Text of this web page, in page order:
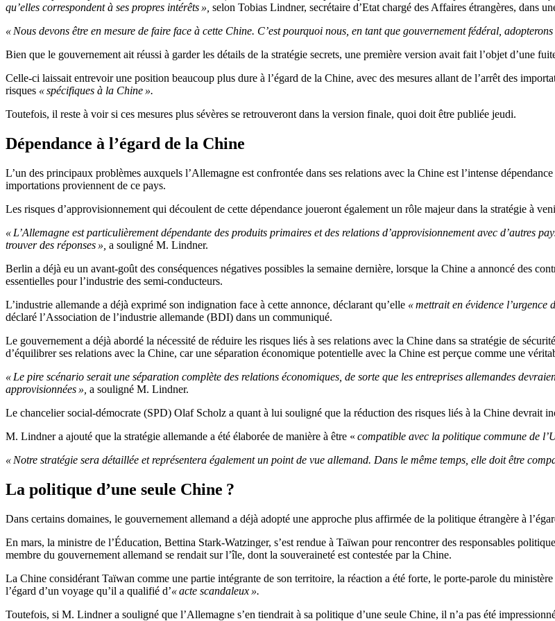
qu’elles correspondent à ses propres intérêts », selon Tobias Lindner, secrétaire d’Etat chargé des Affaires étrangères, dans
« Nous devons être en mesure de faire face à cette Chine. C’est pourquoi nous, en tant que gouvernement fédéral,
Bien que le gouvernement ait réussi à garder les détails de la stratégie secrets, une première version avait fait l’objet d’une
Celle-ci laissait entrevoir une position beaucoup plus dure à l’égard de la Chine, avec des mesures allant de l’arrêt des
risques « spécifiques à la Chine ».
Toutefois, il reste à voir si ces mesures plus sévères se retrouveront dans la version finale, quoi doit être publiée jeudi.
Dépendance à l’égard de la Chine
L’un des principaux problèmes auxquels l’Allemagne est confrontée dans ses relations avec la Chine est l’intense
importations proviennent de ce pays.
Les risques d’approvisionnement qui découlent de cette dépendance joueront également un rôle majeur dans la stratégie à
« L’Allemagne est particulièrement dépendante des produits primaires et des relations d’approvisionnement avec d’autres
trouver des réponses », a souligné M. Lindner.
Berlin a déjà eu un avant-goût des conséquences négatives possibles la semaine dernière, lorsque la Chine a annoncé des
essentielles pour l’industrie des semi-conducteurs.
L’industrie allemande a déjà exprimé son indignation face à cette annonce, déclarant qu’elle « mettrait en évidence l’urgence
déclaré l’Association de l’industrie allemande (BDI) dans un communiqué.
Le gouvernement a déjà abordé la nécessité de réduire les risques liés à ses relations avec la Chine dans sa stratégie de
d’équilibrer ses relations avec la Chine, car une séparation économique potentielle avec la Chine est perçue comme une
« Le pire scénario serait une séparation complète des relations économiques, de sorte que les entreprises allemandes
approvisionnées », a souligné M. Lindner.
Le chancelier social-démocrate (SPD) Olaf Scholz a quant à lui souligné que la réduction des risques liés à la Chine devrait
M. Lindner a ajouté que la stratégie allemande a été élaborée de manière à être « compatible avec la politique commune de
« Notre stratégie sera détaillée et représentera également un point de vue allemand. Dans le même temps, elle doit être
La politique d’une seule Chine ?
Dans certains domaines, le gouvernement allemand a déjà adopté une approche plus affirmée de la politique étrangère à
En mars, la ministre de l’Éducation, Bettina Stark-Watzinger, s’est rendue à Taïwan pour rencontrer des responsables
membre du gouvernement allemand se rendait sur l’île, dont la souveraineté est contestée par la Chine.
La Chine considérant Taïwan comme une partie intégrante de son territoire, la réaction a été forte, le porte-parole du
l’égard d’un voyage qu’il a qualifié d’« acte scandaleux ».
Toutefois, si M. Lindner a souligné que l’Allemagne s’en tiendrait à sa politique d’une seule Chine, il n’a pas été